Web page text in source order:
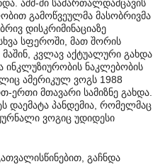
აშშ-ში სამართალდამცავის
გამოწვეულმა მასობრივმა
დისკრიმინაციაზე
სფეროში, მათ შორის
მაშინ, კვლავ აქტუალური გახდა
ინკლუზიურობის ნაკლებობის
ამერიკულ ვოგს 1988
მთავარი სამიზნე გახდა.
დაემატა პანდემია, რომელმაც
ვოგიც უდიდესი
გაჩნდა